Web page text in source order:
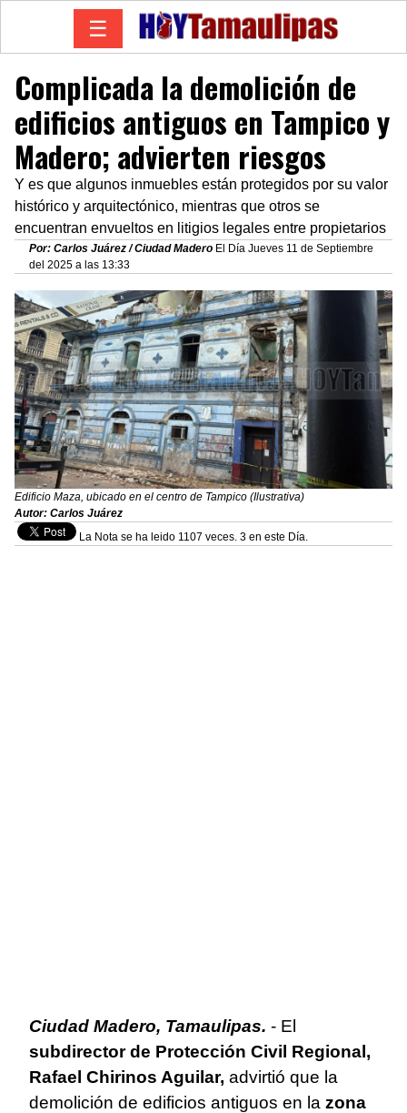
☰
Complicada la demolición de
edificios antiguos en Tampico y
Madero; advierten riesgos
Y es que algunos inmuebles están protegidos por su valor
histórico y arquitectónico, mientras que otros se
encuentran envueltos en litigios legales entre propietarios
Por: Carlos Juárez / Ciudad Madero El Día Jueves 11 de Septiembre
del 2025 a las 13:33
Edificio Maza, ubicado en el centro de Tampico (Ilustrativa)
Autor: Carlos Juárez
La Nota se ha leido 1107 veces. 3 en este Día.
Ciudad Madero, Tamaulipas. - El
subdirector de Protección Civil Regional,
Rafael Chirinos Aguilar, advirtió que la
demolición de edificios antiguos en la zona